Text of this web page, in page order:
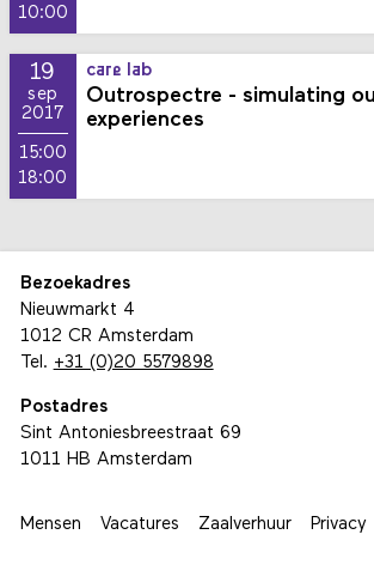
10:00
19
sep
2017
15:00
18:00
care lab
Outrospectre - simulating
experiences
Bezoekadres
Nieuwmarkt 4
1012 CR Amsterdam
Tel. +31 (0)20 5579898
Postadres
Sint Antoniesbreestraat 69
1011 HB Amsterdam
Mensen Vacatures Zaalverhuur Privacy